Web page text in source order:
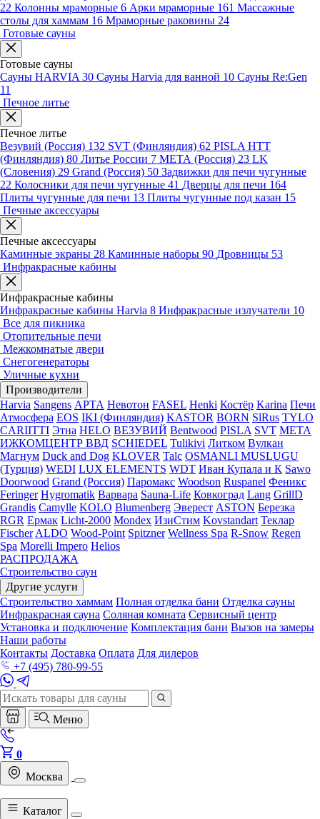
22 Колонны мраморные 6 Арки мраморные 161 Массажные
столы для хаммам 16 Мраморные раковины 24
Готовые сауны
Готовые сауны
Сауны HARVIA 30 Сауны Harvia для ванной 10 Сауны Re:Gen
11
Печное литье
Печное литье
Везувий (Россия) 132 SVT (Финляндия) 62 PISLA HTT
(Финляндия) 80 Литье России 7 МЕТА (Россия) 23 LK
(Словения) 29 Grand (Россия) 50 Задвижки для печи чугунные
22 Колосники для печи чугунные 41 Дверцы для печи 164
Плиты чугунные для печи 13 Плиты чугунные под казан 15
Печные аксессуары
Печные аксессуары
Каминные экраны 28 Каминные наборы 90 Дровницы 53
Инфракрасные кабины
Инфракрасные кабины
Инфракрасные кабины Harvia 8 Инфракрасные излучатели 10
Все для пикника
Отопительные печи
Межкомнатые двери
Снегогенераторы
Уличные кухни
Производители
Harvia Sangens АРТА Невотон FASEL Henki Костёр Karina Печи
Атмосфера EOS IKI (Финляндия) KASTOR BORN SlRus TYLO
CARIITTI Этна HELO ВЕЗУВИЙ Bentwood PISLA SVT МЕТА
ИЖКОМЦЕНТР ВВД SCHIEDEL Tulikivi Литком Вулкан
Магнум Duck and Dog KLOVER Talc OSMANLI MUSLUGU
(Турция) WEDI LUX ELEMENTS WDT Иван Купала и К Sawo
Doorwood Grand (Россия) Паромакс Woodson Ruspanel Феникс
Feringer Hygromatik Варвара Sauna-Life Ковкоград Lang GrillD
Grandis Camylle KOLO Blumenberg Эверест ASTON Березка
RGR Ермак Licht-2000 Mondex ИзиСтим Kovstandart Теклар
Fischer ALDO Wood-Point Spitzner Wellness Spa R-Snow Regen
Spa Morelli Impero Helios
РАСПРОДАЖА
Строительство саун
Другие услуги
Строительство хаммам Полная отделка бани Отделка сауны
Инфракрасная сауна Соляная комната Сервисный центр
Установка и подключение Комплектация бани Вызов на замеры
Наши работы
Контакты Доставка Оплата Для дилеров
+7 (495) 780-99-55
Меню
0
Москва
Каталог